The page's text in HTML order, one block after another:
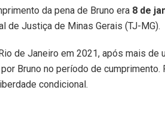
da pena de Bruno era 8 de
de Justiça de Minas Gerais (TJ-MG).
de Janeiro em 2021, após mais de
Bruno no período de cumprimento.
condicional.